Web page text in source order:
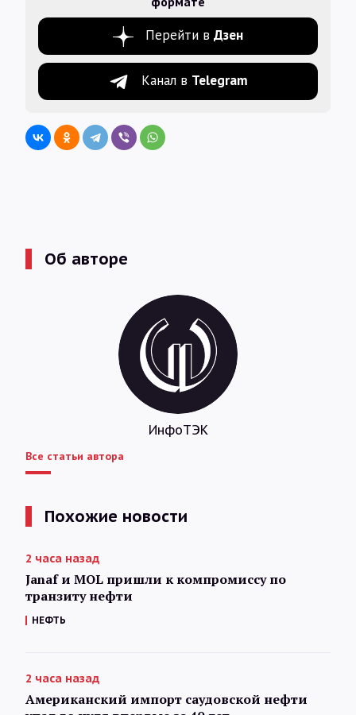
Перейти в Дзен
Канал в Telegram
Об авторе
ИнфоТЭК
Все статьи автора
Похожие новости
2 часа назад
Janaf и MOL пришли к компромиссу по
транзиту нефти
НЕФТЬ
2 часа назад
Американский импорт саудовской нефти